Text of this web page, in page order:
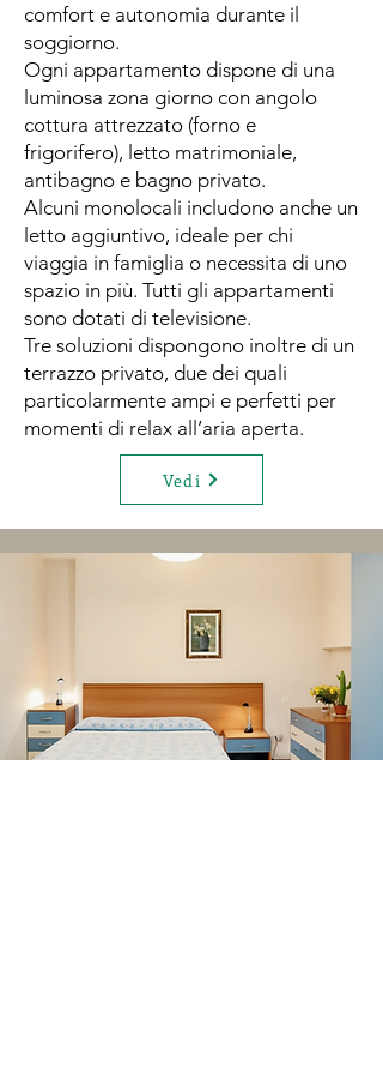
comfort e autonomia durante il
soggiorno.
Ogni appartamento dispone di una
luminosa zona giorno con angolo
cottura attrezzato (forno e
frigorifero), letto matrimoniale,
antibagno e bagno privato.
Alcuni monolocali includono anche un
letto aggiuntivo, ideale per chi
viaggia in famiglia o necessita di uno
spazio in più. Tutti gli appartamenti
sono dotati di televisione.
Tre soluzioni dispongono inoltre di un
terrazzo privato, due dei quali
particolarmente ampi e perfetti per
momenti di relax all’aria aperta.
Vedi